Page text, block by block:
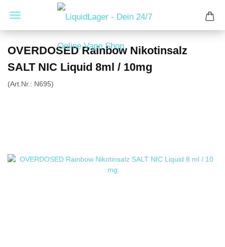
OVERDOSED Rainbow Nikotinsalz
SALT NIC Liquid 8ml / 10mg
(Art.Nr.: N695)